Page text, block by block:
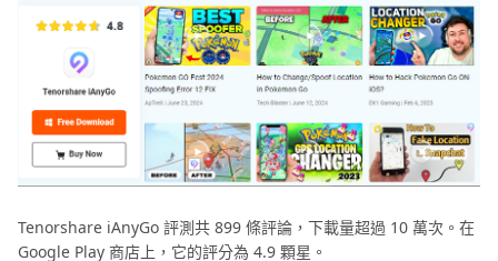
Tenorshare iAnyGo 評測共 899 條評論，下載量超過 10 萬次。在
Google Play 商店上，它的評分為 4.9 顆星。